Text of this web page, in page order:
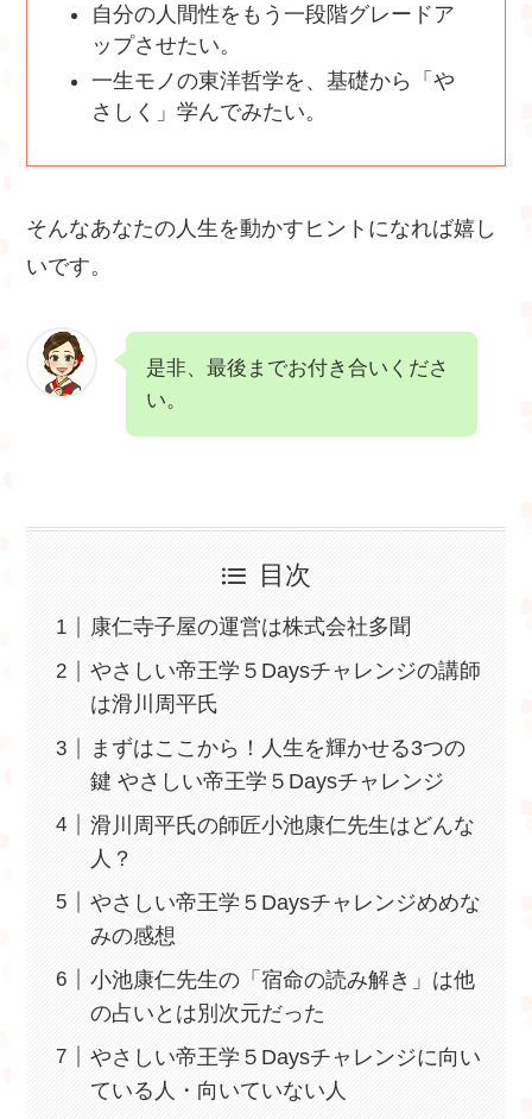
自分の人間性をもう一段階グレードア
ップさせたい。
一生モノの東洋哲学を、基礎から「や
さしく」学んでみたい。
そんなあなたの人生を動かすヒントになれば嬉し
いです。
是非、最後までお付き合いくださ
い。
目次
康仁寺子屋の運営は株式会社多聞
やさしい帝王学５Daysチャレンジの講師
は滑川周平氏
まずはここから！人生を輝かせる3つの
鍵 やさしい帝王学５Daysチャレンジ
滑川周平氏の師匠小池康仁先生はどんな
人？
やさしい帝王学５Daysチャレンジめめな
みの感想
小池康仁先生の「宿命の読み解き」は他
の占いとは別次元だった
やさしい帝王学５Daysチャレンジに向い
ている人・向いていない人